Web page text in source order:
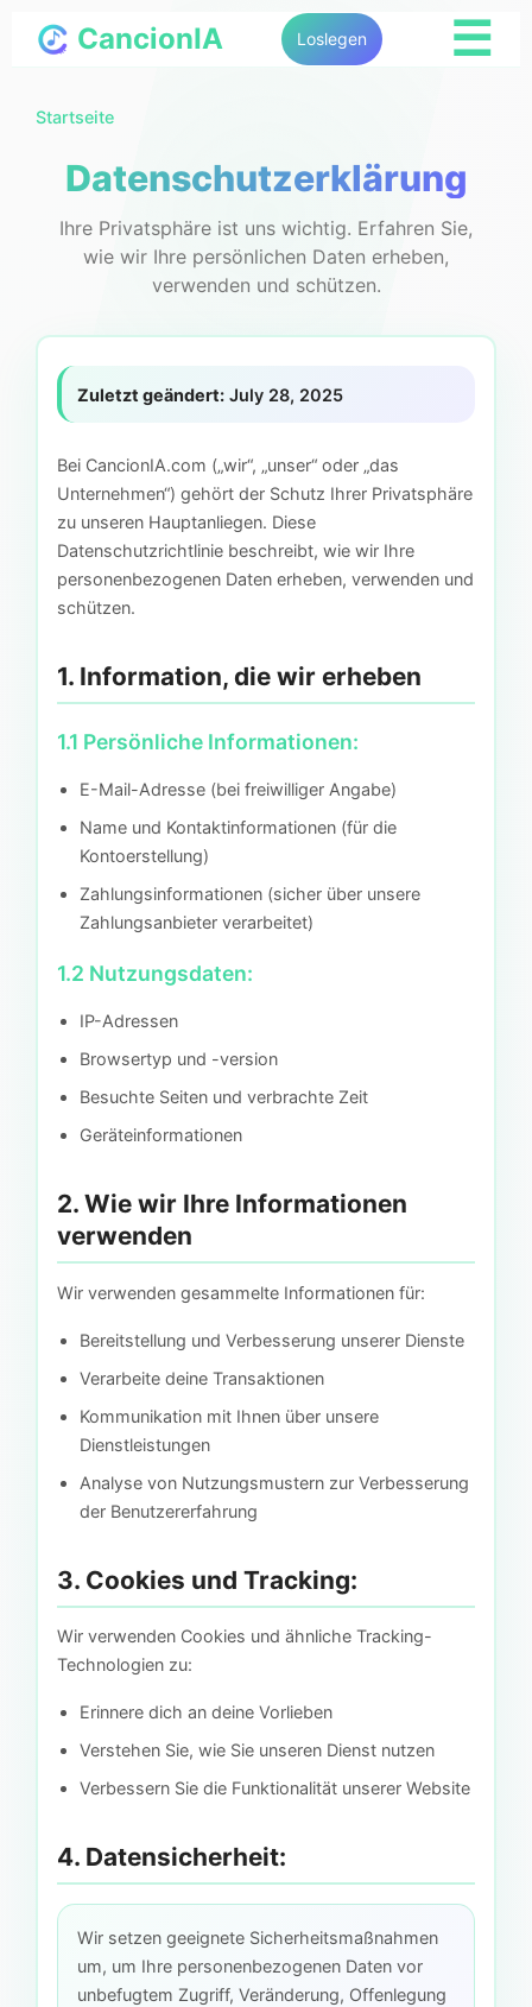
CancionIA Loslegen ☰
Startseite
Datenschutzerklärung
Ihre Privatsphäre ist uns wichtig. Erfahren Sie,
wie wir Ihre persönlichen Daten erheben,
verwenden und schützen.
Zuletzt geändert:July 28, 2025
Bei CancionIA.com („wir“, „unser“ oder „das
Unternehmen“) gehört der Schutz Ihrer Privatsphäre
zu unseren Hauptanliegen. Diese
Datenschutzrichtlinie beschreibt, wie wir Ihre
personenbezogenen Daten erheben, verwenden und
schützen.
1. Information, die wir erheben
1.1 Persönliche Informationen:
E-Mail-Adresse (bei freiwilliger Angabe)
Name und Kontaktinformationen (für die
Kontoerstellung)
Zahlungsinformationen (sicher über unsere
Zahlungsanbieter verarbeitet)
1.2 Nutzungsdaten:
IP-Adressen
Browsertyp und -version
Besuchte Seiten und verbrachte Zeit
Geräteinformationen
2. Wie wir Ihre Informationen
verwenden
Wir verwenden gesammelte Informationen für:
Bereitstellung und Verbesserung unserer Dienste
Verarbeite deine Transaktionen
Kommunikation mit Ihnen über unsere
Dienstleistungen
Analyse von Nutzungsmustern zur Verbesserung
der Benutzererfahrung
3. Cookies und Tracking:
Wir verwenden Cookies und ähnliche Tracking-
Technologien zu:
Erinnere dich an deine Vorlieben
Verstehen Sie, wie Sie unseren Dienst nutzen
Verbessern Sie die Funktionalität unserer Website
4. Datensicherheit:
Wir setzen geeignete Sicherheitsmaßnahmen
um, um Ihre personenbezogenen Daten vor
unbefugtem Zugriff, Veränderung, Offenlegung